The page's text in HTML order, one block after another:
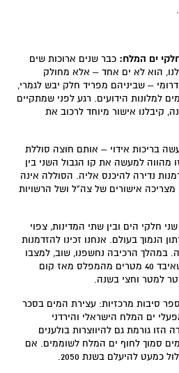
ים המלח:כבר שנים ארוכות שים
הוא לא ים אחד – אלא מחולק
– שביניהם מפריד חלק יבש לגמרי,
למלונות הידועים. רגע לפני שמתקיים
קיבלנו אישור מיוחד לרכוב את
בריכות אידוי – אותם חוצה סוללת
מהווה למעשה את קו הגבול השני בין
נדירה להיכנס אליה. הסוללה אינה
מצריכה אישורים של צה"ל ושל הרשויות
חלקי הים ובין שתי המדינות, צפוי
הנמוך בעולם. אנחנו זכינו להזדמנות
במהלך הרכיבה נחשפנו, שוב, למצבו
העגום והעצוב של ים המלח, שאיבד 40 מטרים מהמפלס מאז קום
למטר וחצי בשנה.
סיבות מרכזיות: עצירת המים בסכר
ים המלח הישראלי והירדני
הזו גורמת גם להיווצרות בולענים
סמוך לחוף ים המלח לשוממים. אם
להיעלם בשנת 2050.